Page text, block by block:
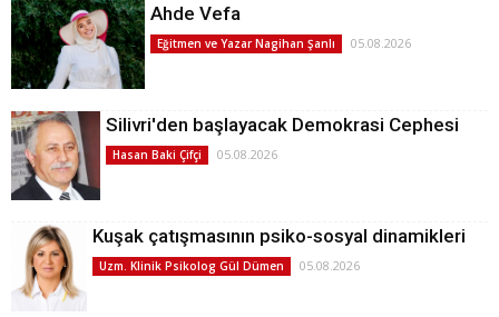
Ahde Vefa
Eğitmen ve Yazar Nagihan Şanlı 05.08.2026
Silivri'den başlayacak Demokrasi Cephesi
Hasan Baki Çifçi 05.08.2026
Kuşak çatışmasının psiko-sosyal dinamikleri
Uzm. Klinik Psikolog Gül Dümen 05.08.2026